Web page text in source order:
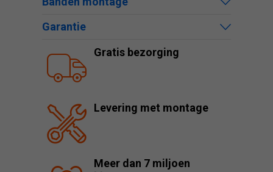
Garantie
Gratis bezorging
Levering met montage
Meer dan 7 miljoen